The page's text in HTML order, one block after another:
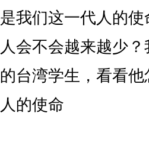
是我们这一代人的
人会不会越来越少
的台湾学生，看看
人的使命